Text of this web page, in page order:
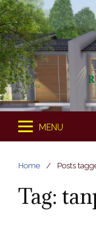
S
k
i
p
t
o
c
o
t
MENU
Home Posts
Tag: